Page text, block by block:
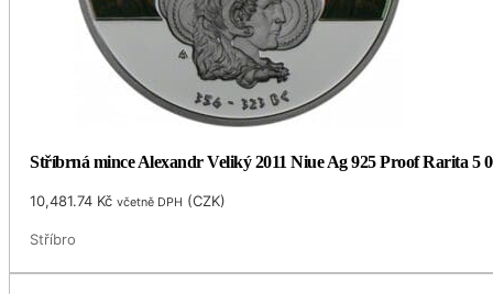
Stříbrná mince Alexandr Veliký 2011 Niue Ag 925 Proof Rarita 5
10,481.74 Kč včetně DPH (CZK)
Stříbro